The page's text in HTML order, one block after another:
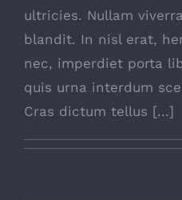
ultricies. Nullam
blandit. In nisl erat,
nec, imperdiet porta
quis urna interdum
Cras dictum tellus [...]